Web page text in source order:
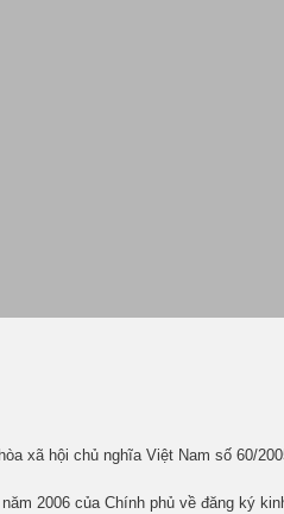
xã hội chủ nghĩa Việt Nam số 60/
2006 của Chính phủ về đăng ký